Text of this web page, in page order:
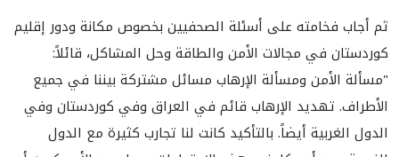
ثم أجاب فخامته على أسئلة الصحفيين بخصوص مكانة ودور إقليم
كوردستان في مجالات الأمن والطاقة وحل المشاكل، قائلاً:
"مسألة الأمن ومسألة الإرهاب مسائل مشتركة بيننا في جميع
الأطراف. تهديد الإرهاب قائم في العراق وفي كوردستان وفي
الدول الغربية أيضاً. بالتأكيد كانت لنا تجارب كثيرة مع الدول